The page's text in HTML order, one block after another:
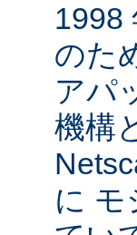
1998
のた
アパ
機構
に モ